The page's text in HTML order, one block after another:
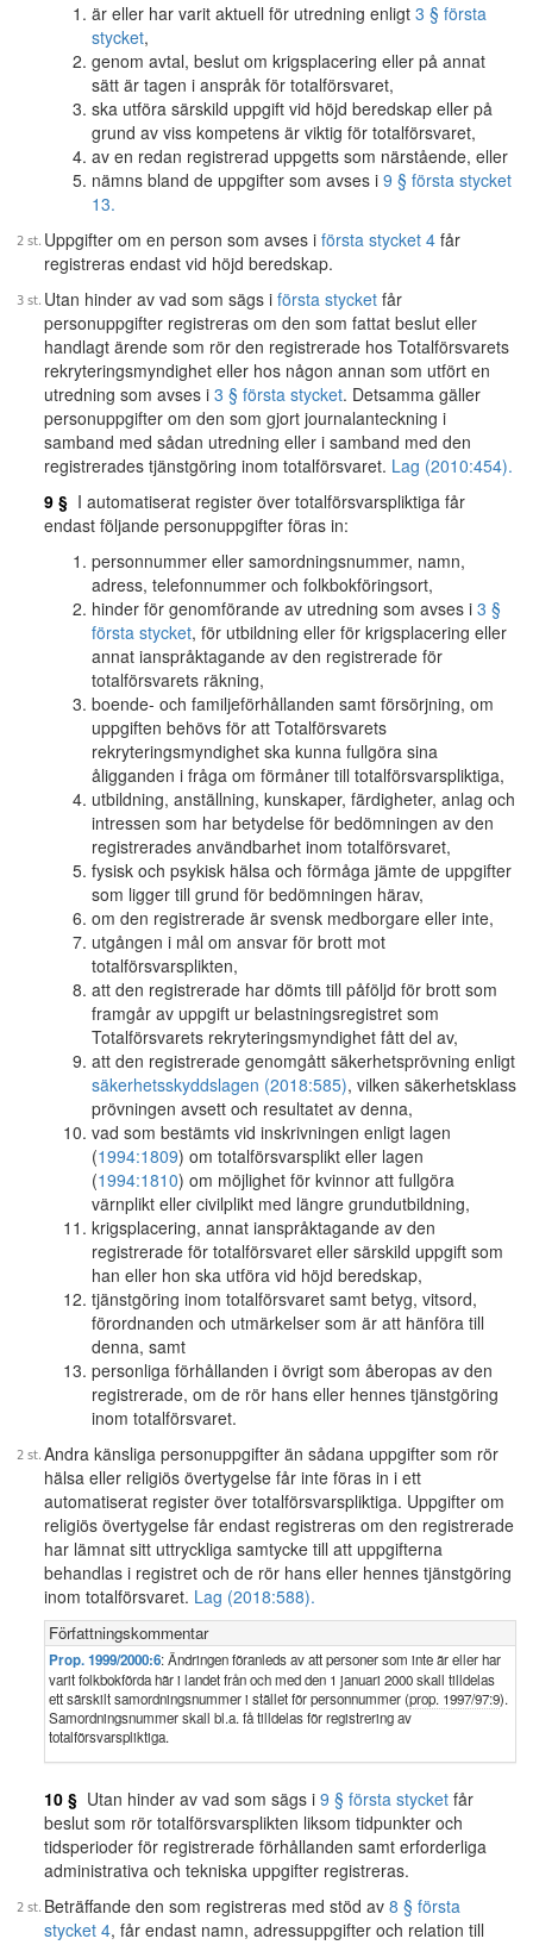
är eller har varit aktuell för utredning enligt 3 § första
stycket,
genom avtal, beslut om krigsplacering eller på annat
sätt är tagen i anspråk för totalförsvaret,
ska utföra särskild uppgift vid höjd beredskap eller på
grund av viss kompetens är viktig för totalförsvaret,
av en redan registrerad uppgetts som närstående, eller
nämns bland de uppgifter som avses i 9 § första stycket
13.
Uppgifter om en person som avses i första stycket 4 får
registreras endast vid höjd beredskap.
Utan hinder av vad som sägs i första stycket får
personuppgifter registreras om den som fattat beslut eller
handlagt ärende som rör den registrerade hos Totalförsvarets
rekryteringsmyndighet eller hos någon annan som utfört en
utredning som avses i 3 § första stycket. Detsamma gäller
personuppgifter om den som gjort journalanteckning i
samband med sådan utredning eller i samband med den
registrerades tjänstgöring inom totalförsvaret. Lag (2010:454).
9 § I automatiserat register över totalförsvarspliktiga får
endast följande personuppgifter föras in:
personnummer eller samordningsnummer, namn,
adress, telefonnummer och folkbokföringsort,
hinder för genomförande av utredning som avses i 3 §
första stycket, för utbildning eller för krigsplacering eller
annat ianspråktagande av den registrerade för
totalförsvarets räkning,
boende- och familjeförhållanden samt försörjning, om
uppgiften behövs för att Totalförsvarets
rekryteringsmyndighet ska kunna fullgöra sina
åligganden i fråga om förmåner till totalförsvarspliktiga,
utbildning, anställning, kunskaper, färdigheter, anlag och
intressen som har betydelse för bedömningen av den
registrerades användbarhet inom totalförsvaret,
fysisk och psykisk hälsa och förmåga jämte de uppgifter
som ligger till grund för bedömningen härav,
om den registrerade är svensk medborgare eller inte,
utgången i mål om ansvar för brott mot
totalförsvarsplikten,
att den registrerade har dömts till påföljd för brott som
framgår av uppgift ur belastningsregistret som
Totalförsvarets rekryteringsmyndighet fått del av,
att den registrerade genomgått säkerhetsprövning enligt
säkerhetsskyddslagen (2018:585), vilken säkerhetsklass
prövningen avsett och resultatet av denna,
vad som bestämts vid inskrivningen enligt lagen
(1994:1809) om totalförsvarsplikt eller lagen
(1994:1810) om möjlighet för kvinnor att fullgöra
värnplikt eller civilplikt med längre grundutbildning,
krigsplacering, annat ianspråktagande av den
registrerade för totalförsvaret eller särskild uppgift som
han eller hon ska utföra vid höjd beredskap,
tjänstgöring inom totalförsvaret samt betyg, vitsord,
förordnanden och utmärkelser som är att hänföra till
denna, samt
personliga förhållanden i övrigt som åberopas av den
registrerade, om de rör hans eller hennes tjänstgöring
inom totalförsvaret.
Andra känsliga personuppgifter än sådana uppgifter som rör
hälsa eller religiös övertygelse får inte föras in i ett
automatiserat register över totalförsvarspliktiga. Uppgifter om
religiös övertygelse får endast registreras om den registrerade
har lämnat sitt uttryckliga samtycke till att uppgifterna
behandlas i registret och de rör hans eller hennes tjänstgöring
inom totalförsvaret. Lag (2018:588).
Författningskommentar
Prop. 1999/2000:6: Ändringen föranleds av att personer som inte är eller har
varit folkbokförda här i landet från och med den 1 januari 2000 skall tilldelas
ett särskilt samordningsnummer i stället för personnummer (prop. 1997/97:9).
Samordningsnummer skall bl.a. få tilldelas för registrering av
totalförsvarspliktiga.
10 § Utan hinder av vad som sägs i 9 § första stycket får
beslut som rör totalförsvarsplikten liksom tidpunkter och
tidsperioder för registrerade förhållanden samt erforderliga
administrativa och tekniska uppgifter registreras.
Beträffande den som registreras med stöd av 8 § första
stycket 4, får endast namn, adressuppgifter och relation till